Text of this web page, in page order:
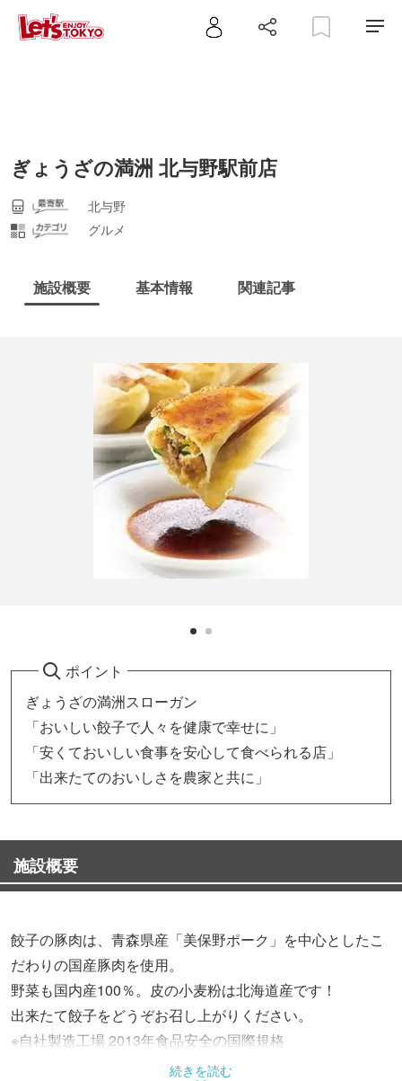
ぎょうざの満洲 北与野駅前店
北与野
グルメ
施設概要 基本情報 関連記事
ポイント
ぎょうざの満洲スローガン
「おいしい餃子で人々を健康で幸せに」
「安くておいしい食事を安心して食べられる店」
「出来たてのおいしさを農家と共に」
施設概要
餃子の豚肉は、青森県産「美保野ポーク」を中心としたこ
だわりの国産豚肉を使用。
野菜も国内産100％。皮の小麦粉は北海道産です！
出来たて餃子をどうぞお召し上がりください。
※自社製造工場 2013年食品安全の国際規格
「FSSC22000」を認証取得続きを読む